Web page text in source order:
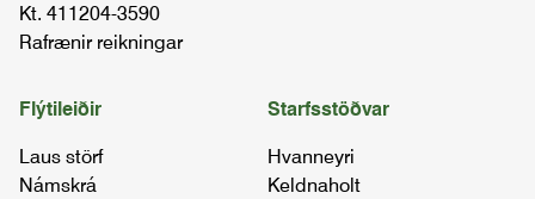
Kt. 411204-3590
Rafrænir reikningar
Starfsstöðvar
Hvanneyri
Keldnaholt
Flýtileiðir
Laus störf
Námskrá